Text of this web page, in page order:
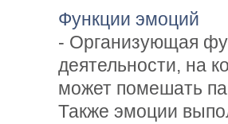
Функции эмоций
- Организующая
деятельности, на
может помешать
Также эмоции